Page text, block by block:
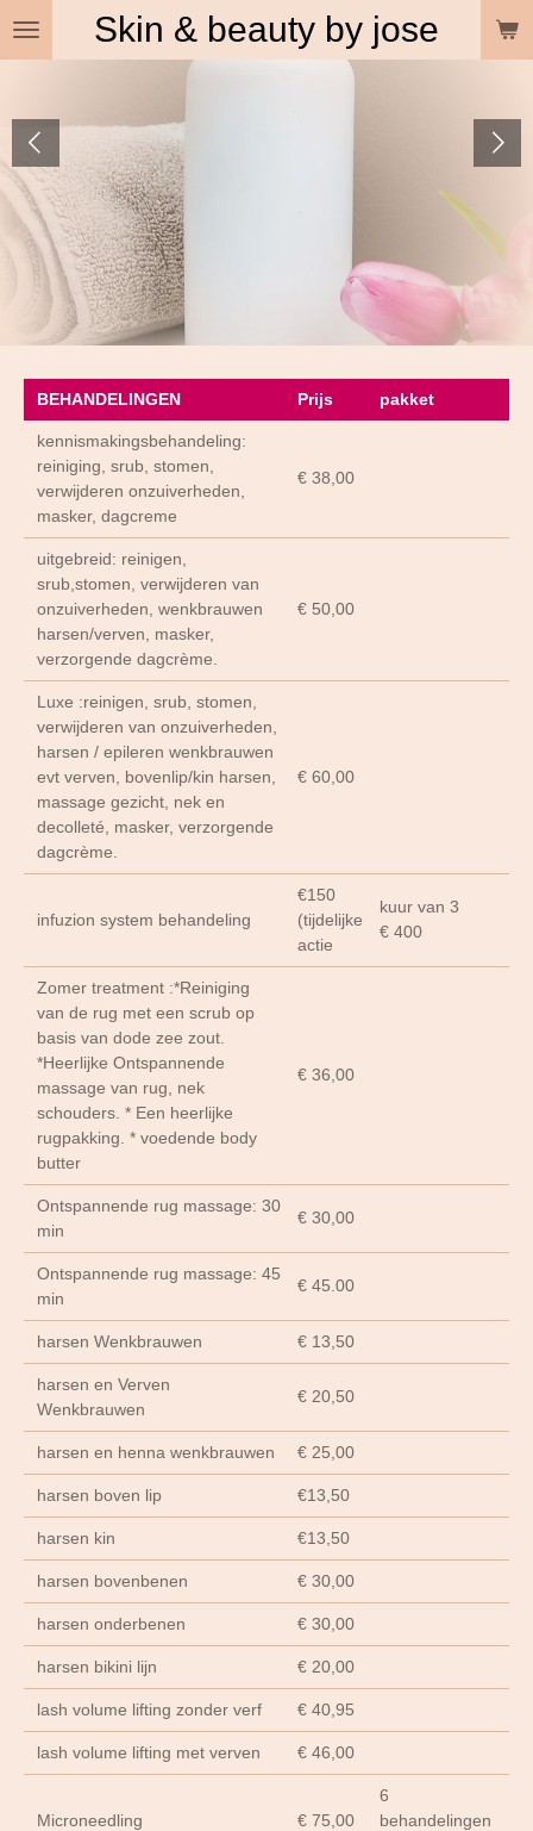
Ga
hoofdinhoud
Skin & beauty by jose
BEHANDELINGEN Prijs pakket
kennismakingsbehandeling:
reiniging, srub, stomen,
verwijderen onzuiverheden,
masker, dagcreme
€ 38,00
uitgebreid: reinigen,
srub,stomen, verwijderen van
onzuiverheden, wenkbrauwen
harsen/verven, masker,
verzorgende dagcrème.
€ 50,00
Luxe :reinigen, srub, stomen,
verwijderen van onzuiverheden,
harsen / epileren wenkbrauwen
evt verven, bovenlip/kin harsen,
massage gezicht, nek en
decolleté, masker, verzorgende
dagcrème.
€ 60,00
infuzion system behandeling
€150
(tijdelijke
actie
kuur van 3
€ 400
Zomer treatment :*Reiniging
van de rug met een scrub op
basis van dode zee zout.
*Heerlijke Ontspannende
massage van rug, nek
schouders. * Een heerlijke
rugpakking. * voedende body
butter
€ 36,00
Ontspannende rug massage: 30
min
€ 30,00
Ontspannende rug massage: 45
min
€ 45.00
harsen Wenkbrauwen € 13,50
harsen en Verven
Wenkbrauwen
€ 20,50
harsen en henna wenkbrauwen € 25,00
harsen boven lip €13,50
harsen kin €13,50
harsen bovenbenen € 30,00
harsen onderbenen € 30,00
harsen bikini lijn € 20,00
lash volume lifting zonder verf € 40,95
lash volume lifting met verven € 46,00
Microneedling € 75,00
6
behandelingen